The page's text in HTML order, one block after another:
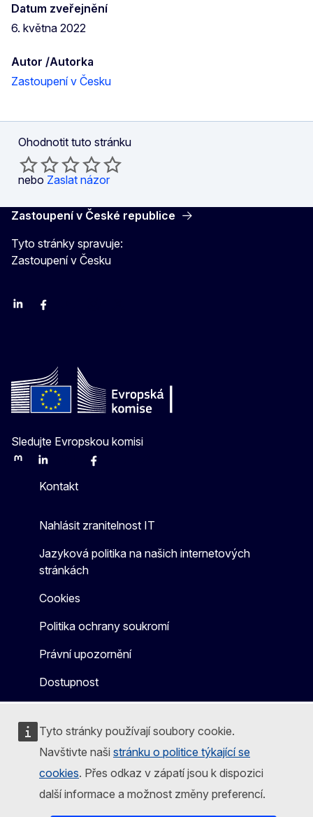
Tyto stránky používají soubory cookie.
Navštivte naši stránku o politice týkající se
cookies. Přes odkaz v zápatí jsou k dispozici
další informace a možnost změny preferencí.
Datum zveřejnění
6. května 2022
Autor /Autorka
Zastoupení v Česku
Ohodnotit tuto stránku
nebo Zaslat názor
Zastoupení v České republice
Tyto stránky spravuje:
Zastoupení v Česku
LinkedinFacebook
Sledujte Evropskou komisi
MastodonLinkedInBlueskyFacebook
Kontakt
Nahlásit zranitelnost IT
Jazyková politika na našich internetových
stránkách
Cookies
Politika ochrany soukromí
Právní upozornění
Dostupnost